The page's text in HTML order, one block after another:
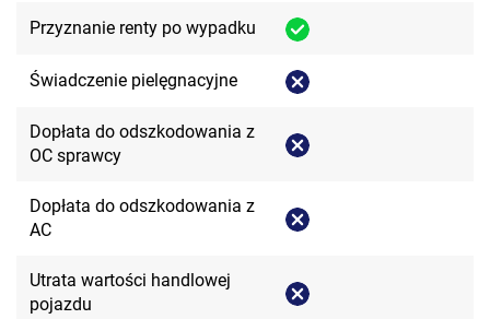
Przyznanie renty po wypadku
Świadczenie pielęgnacyjne
Dopłata do odszkodowania z
OC sprawcy
Dopłata do odszkodowania z
AC
Utrata wartości handlowej
pojazdu